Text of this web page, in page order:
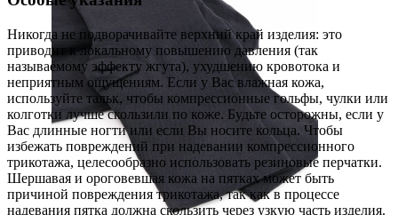
Никогда не подворачивайте верхний край изделия: это
приводит к локальному повышению давления (так
называемому эффекту жгута), ухудшению кровотока и
неприятным ощущениям. Если у Вас влажная кожа,
используйте тальк, чтобы компрессионные гольфы, чулки или
колготки лучше скользили по коже. Будьте осторожны, если у
Вас длинные ногти или если Вы носите кольца. Чтобы
избежать повреждений при надевании компрессионного
трикотажа, целесообразно использовать резиновые перчатки.
Шершавая и ороговевшая кожа на пятках может быть
причиной повреждения трикотажа, так как в процессе
надевания пятка должна скользить через узкую часть изделия.